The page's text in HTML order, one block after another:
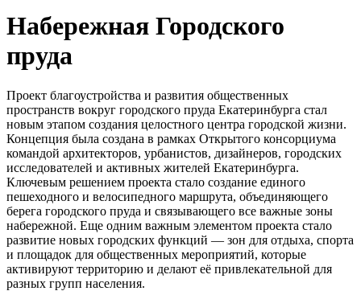
Набережная Городского
пруда
Проект благоустройства и развития общественных
пространств вокруг городского пруда Екатеринбурга стал
новым этапом создания целостного центра городской жизни.
Концепция была создана в рамках Открытого консорциума
командой архитекторов, урбанистов, дизайнеров, городских
исследователей и активных жителей Екатеринбурга.
Ключевым решением проекта стало создание единого
пешеходного и велосипедного маршрута, объединяющего
берега городского пруда и связывающего все важные зоны
набережной. Еще одним важным элементом проекта стало
развитие новых городских функций — зон для отдыха, спорта
и площадок для общественных мероприятий, которые
активируют территорию и делают её привлекательной для
разных групп населения.